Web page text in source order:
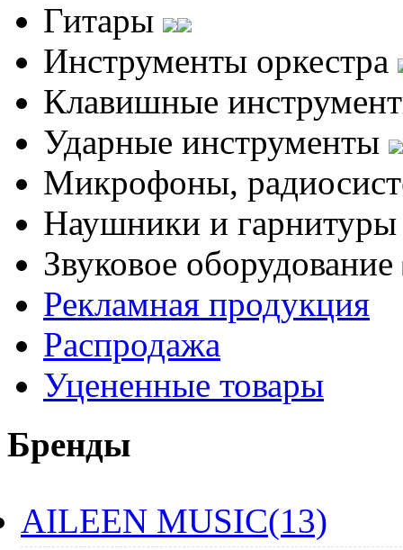
Гитары
Инструменты оркестра
Клавишные
Ударные инструменты
Микрофоны,
Наушники и
Звуковое оборудование
Рекламная продукция
Распродажа
Уцененные товары
Бренды
AILEEN MUSIC(13)